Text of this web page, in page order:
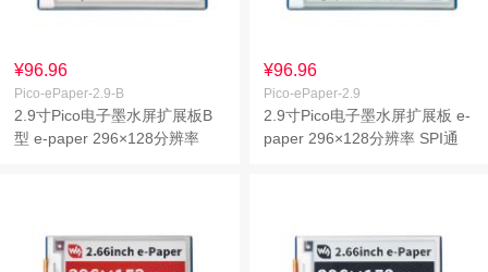
¥96.96
Pico-ePaper-2.9-B
2.9寸Pico电子墨水屏扩展板B
型 e-paper 296×128分辨率
¥96.96
Pico-ePaper-2.9
2.9寸Pico电子墨水屏扩展板 e-
paper 296×128分辨率 SPI通